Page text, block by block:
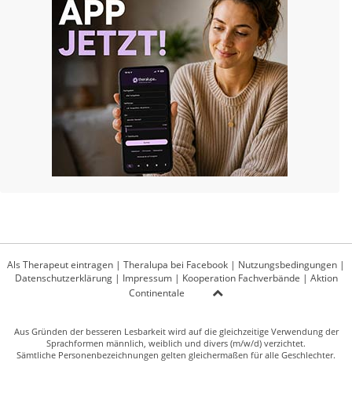
Als Therapeut eintragen | Theralupa bei Facebook | Nutzungsbedingungen |
Datenschutzerklärung| Impressum| Kooperation Fachverbände | Aktion
Continentale
Aus Gründen der besseren Lesbarkeit wird auf die gleichzeitige Verwendung der
Sprachformen männlich, weiblich und divers (m/w/d) verzichtet.
Sämtliche Personenbezeichnungen gelten gleichermaßen für alle Geschlechter.